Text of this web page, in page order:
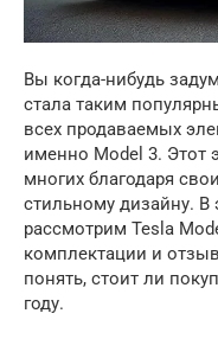
Вы когда-нибудь
стала таким
всех продаваемых
именно Model 3. Этот
многих благодаря
стильному дизайну. В
рассмотрим Tesla
комплектации и
понять, стоит ли
году.